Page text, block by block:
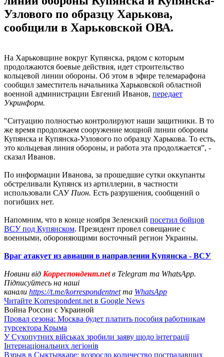
Узлового по образцу Харькова,
сообщили в Харьковской ОВА.
На Харьковщине вокруг Купянска, рядом с которым
продолжаются боевые действия, идет строительство
кольцевой линии обороны. Об этом в эфире телемарафона
сообщил заместитель начальника Харьковской областной
военной администрации Евгений Иванов, передает
Укринформ.
"Ситуацию полностью контролируют наши защитники. В то
же время продолжаем сооружение мощной линии обороны
Купянска и Купянска-Узлового по образцу Харькова. То есть,
это кольцевая линия обороны, и работа эта продолжается”, -
сказал Иванов.
По информации Иванова, за прошедшие сутки оккупанты
обстреливали Купянск из артиллерии, в частности
использовали САУ Пион. Есть разрушения, сообщений о
погибших нет.
Напомним, что в конце ноября Зеленский посетил бойцов
ВСУ под Купянском. Президент провел совещание с
военными, обороняющими восточный регион Украины.
Враг атакует из авиации в направлении Купянска - ВСУ
Новини від Корреспондент.netв Telegram та WhatsApp.
Підписуйтесь на наші
канали https://t.me/korrespondentnetта WhatsApp
Читайте Korrespondent.net в Google News
Война России с Украиной
Провал сезона: Москва будет платить пособия работникам
турсектора Крыма
У Сухопутних військах зробили заяву щодо інтеграції
Інтернаціональних легіонів
Взрыв в Сыктывкаре: возросло количество пострадавших